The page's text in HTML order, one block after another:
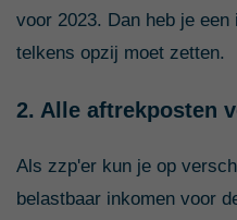
voor 2023. Dan heb je
telkens opzij moet zetten.
2. Alle aftrekposten
Als zzp'er kun je op
belastbaar inkomen voor